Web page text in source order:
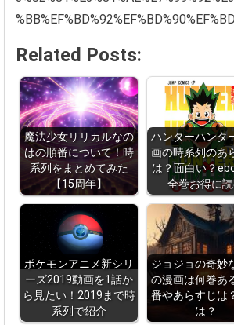
Related Posts:
魔法少女リリカルなの
はの順番について！時
系列をまとめてみた
【15周年】
ハンターハンタ
画の時系列のあ
は？面白い？
全巻お得に
ポケモンアニメ新シリ
ーズ2019動画を1話か
ら見たい！2019まで時
系列で紹介
ジョジョの奇妙
の漫画は何巻あ
番やあらすじは
は？